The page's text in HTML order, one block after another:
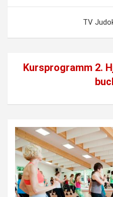
TV
Kursprogramm 2.